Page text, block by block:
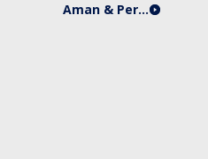
Aman & Per…